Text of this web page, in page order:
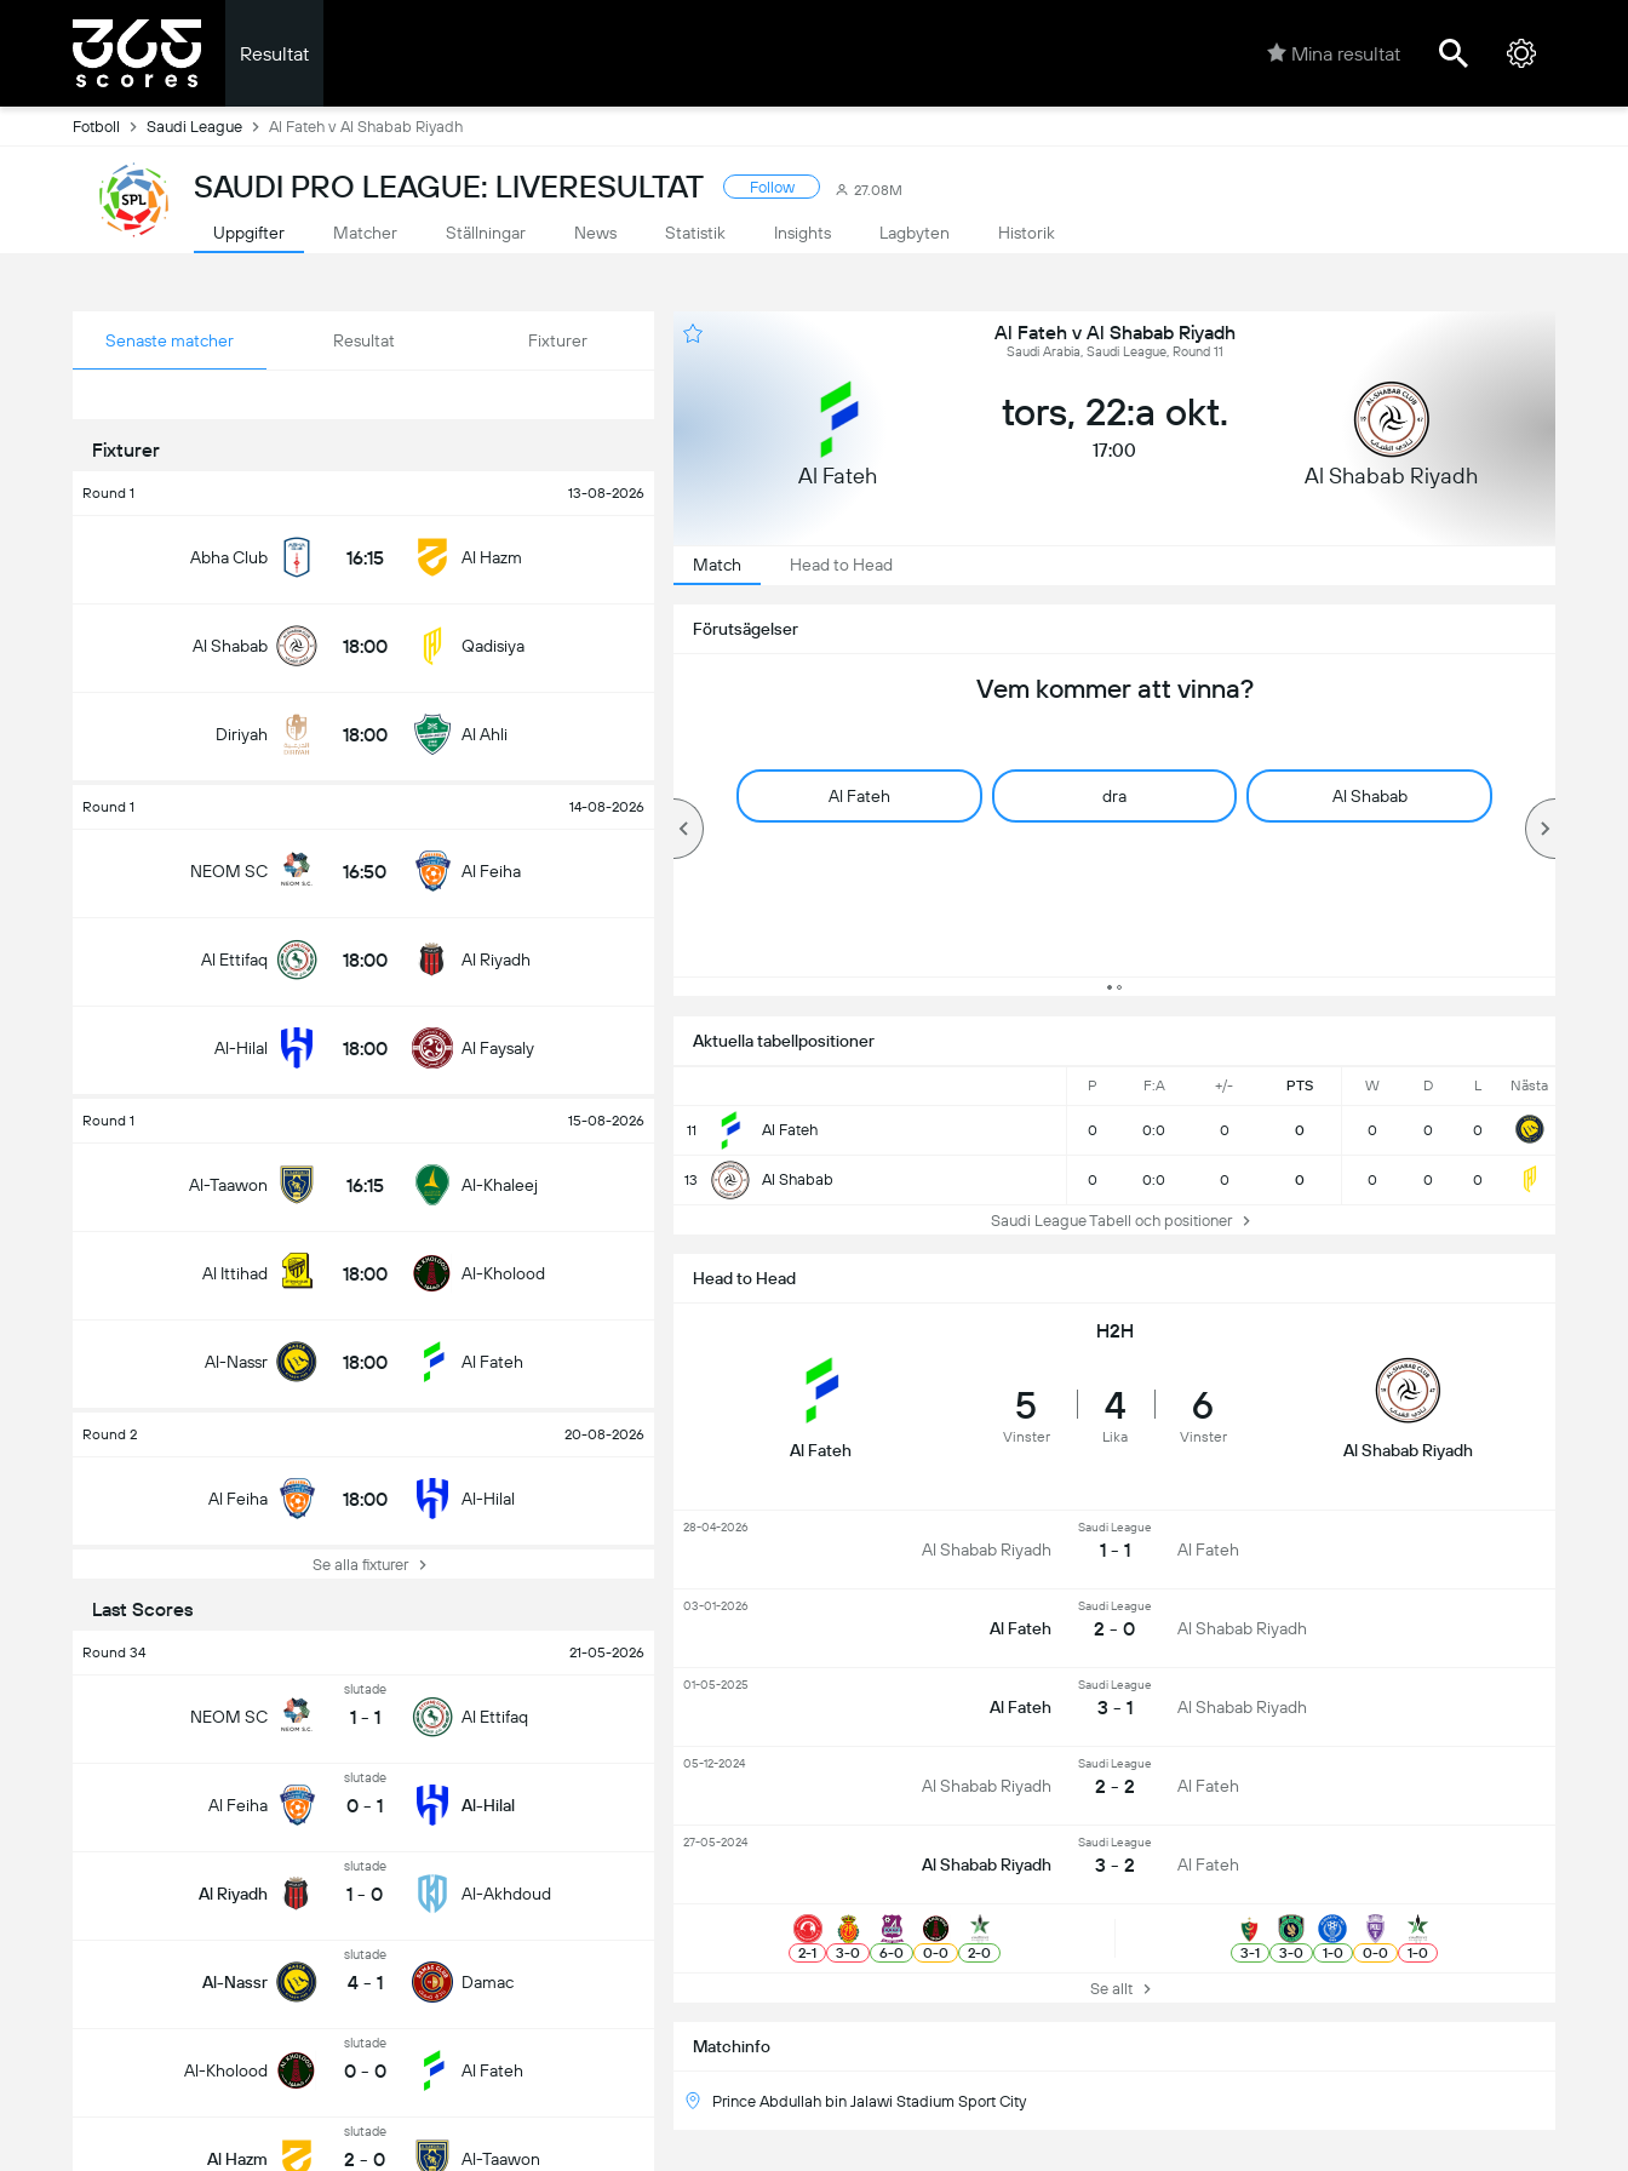
Resultat Mina resultat
Fotboll Saudi League Al Fateh v Al Shabab Riyadh
SAUDI PRO LEAGUE: LIVERESULTAT Follow 27.08M
Uppgifter Matcher Ställningar News Statistik Insights Lagbyten Historik
Senaste matcher Resultat Fixturer
Fixturer
Round 1 13-08-2026
Abha Club 16:15 Al Hazm
Al Shabab 18:00 Qadisiya
Diriyah 18:00 Al Ahli
Round 1 14-08-2026
NEOM SC 16:50 Al Feiha
Al Ettifaq 18:00 Al Riyadh
Al-Hilal 18:00 Al Faysaly
Round 1 15-08-2026
Al-Taawon 16:15 Al-Khaleej
Al Ittihad 18:00 Al-Kholood
Al-Nassr 18:00 Al Fateh
Round 2 20-08-2026
Al Feiha 18:00 Al-Hilal
Se alla fixturer
Last Scores
Round 34 21-05-2026
NEOM SC
slutade
1 - 1 Al Ettifaq
Al Feiha
slutade
0 - 1 Al-Hilal
Al Riyadh
slutade
1 - 0 Al-Akhdoud
Al-Nassr
slutade
4 - 1 Damac
Al-Kholood
slutade
0 - 0 Al Fateh
Al Hazm
slutade
2 - 0 Al-Taawon
Al Fateh v Al Shabab Riyadh
Saudi Arabia, Saudi League, Round 11
Al Fateh
tors, 22:a okt.
17:00
Al Shabab Riyadh
Match Head to Head
Förutsägelser
Vem kommer att vinna?
Al Fateh dra Al Shabab
Aktuella tabellpositioner
P F:A +/- PTS W D L Nästa
11 Al Fateh 0 0:0 0 0 0 0 0
13 Al Shabab 0 0:0 0 0 0 0 0
Saudi League Tabell och positioner
Matchinfo
Prince Abdullah bin Jalawi Stadium Sport City
Head to Head
H2H
Al Fateh
5
Vinster
4
Lika
6
Vinster
Al Shabab Riyadh
Al Shabab Riyadh
Saudi League
1 - 1 Al Fateh
28-04-2026
Al Fateh
Saudi League
2 - 0 Al Shabab Riyadh
03-01-2026
Al Fateh
Saudi League
3 - 1 Al Shabab Riyadh
01-05-2025
Al Shabab Riyadh
Saudi League
2 - 2 Al Fateh
05-12-2024
Al Shabab Riyadh
Saudi League
3 - 2 Al Fateh
27-05-2024
2-1 3-0 6-0 0-0 2-0 3-1 3-0 1-0 0-0 1-0
Se allt